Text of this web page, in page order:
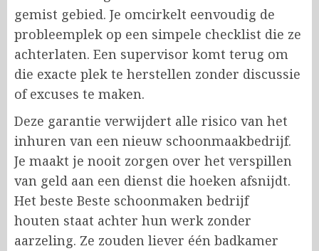
gemist gebied. Je omcirkelt eenvoudig de
probleemplek op een simpele checklist die ze
achterlaten. Een supervisor komt terug om
die exacte plek te herstellen zonder discussie
of excuses te maken.
Deze garantie verwijdert alle risico van het
inhuren van een nieuw schoonmaakbedrijf.
Je maakt je nooit zorgen over het verspillen
van geld aan een dienst die hoeken afsnijdt.
Het beste Beste schoonmaken bedrijf
houten staat achter hun werk zonder
aarzeling. Ze zouden liever één badkamer